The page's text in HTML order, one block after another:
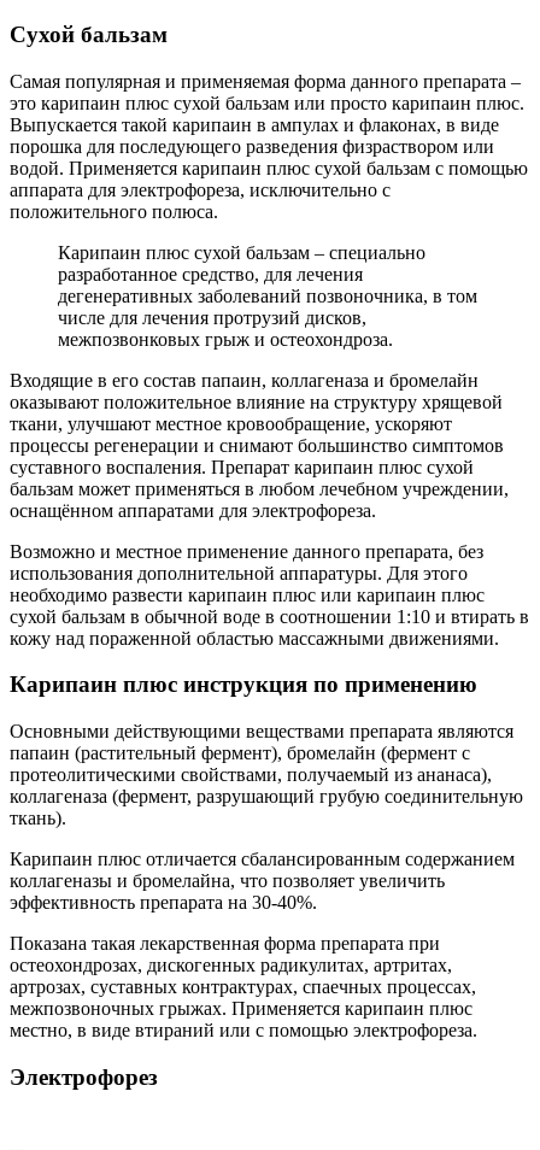
Сухой бальзам
Самая популярная и применяемая форма данного препарата –
это карипаин плюс сухой бальзам или просто карипаин плюс.
Выпускается такой карипаин в ампулах и флаконах, в виде
порошка для последующего разведения физраствором или
водой. Применяется карипаин плюс сухой бальзам с помощью
аппарата для электрофореза, исключительно с
положительного полюса.
Карипаин плюс сухой бальзам – специально
разработанное средство, для лечения
дегенеративных заболеваний позвоночника, в том
числе для лечения протрузий дисков,
межпозвонковых грыж и остеохондроза.
Входящие в его состав папаин, коллагеназа и бромелайн
оказывают положительное влияние на структуру хрящевой
ткани, улучшают местное кровообращение, ускоряют
процессы регенерации и снимают большинство симптомов
суставного воспаления. Препарат карипаин плюс сухой
бальзам может применяться в любом лечебном учреждении,
оснащённом аппаратами для электрофореза.
Возможно и местное применение данного препарата, без
использования дополнительной аппаратуры. Для этого
необходимо развести карипаин плюс или карипаин плюс
сухой бальзам в обычной воде в соотношении 1:10 и втирать в
кожу над пораженной областью массажными движениями.
Карипаин плюс инструкция по применению
Основными действующими веществами препарата являются
папаин (растительный фермент), бромелайн (фермент с
протеолитическими свойствами, получаемый из ананаса),
коллагеназа (фермент, разрушающий грубую соединительную
ткань).
Карипаин плюс отличается сбалансированным содержанием
коллагеназы и бромелайна, что позволяет увеличить
эффективность препарата на 30-40%.
Показана такая лекарственная форма препарата при
остеохондрозах, дискогенных радикулитах, артритах,
артрозах, суставных контрактурах, спаечных процессах,
межпозвоночных грыжах. Применяется карипаин плюс
местно, в виде втираний или с помощью электрофореза.
Электрофорез